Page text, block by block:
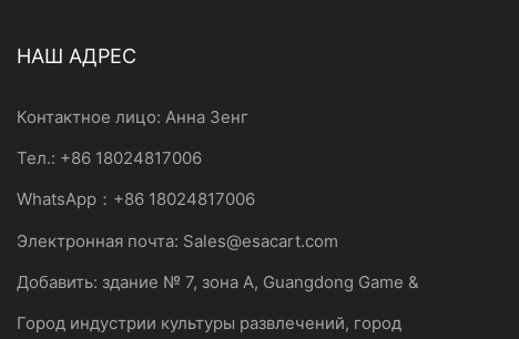
НАШ АДРЕС
Контактное лицо: Анна Зенг
Тел.: +86 18024817006
WhatsApp：+86 18024817006
Электронная почта: Sales@esacart.com
Добавить: здание № 7, зона A, Guangdong Game &
Город индустрии культуры развлечений, город